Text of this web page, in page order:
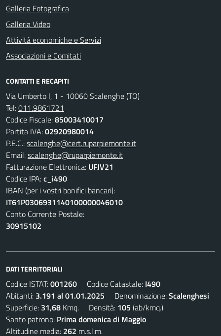
Galleria Fotografica
Galleria Video
Attività economiche e Servizi
Associazioni e Comitati
CONTATTI E RECAPITI
Via Umberto I, 1 - 10060 Scalenghe (TO)
Tel:011.9861721
Codice Fiscale:85003410017
Partita IVA:02920980014
P.E.C.:scalenghe@cert.ruparpiemonte.it
Email:scalenghe@ruparpiemonte.it
Fatturazione Elettronica: UFJV21
Codice IPA:c_i490
IBAN (per i vostri bonifici bancari):
IT61P0306931140100000046010
Conto Corrente Postale:
30915102
DATI TERRITORIALI
Codice ISTAT:001260 Codice Catastale: I490
Abitanti: 3.191 al 01.01.2025 Denominazione:Scalenghesi
Superficie: 31,68 Kmq. Densità: 105 (ab/kmq.)
Santo patrono: Prima domenica di Maggio
Altitudine media: 262 m.s.l.m.